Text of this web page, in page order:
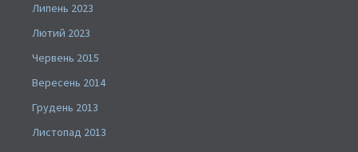
Липень 2023
Лютий 2023
Червень 2015
Вересень 2014
Грудень 2013
Листопад 2013